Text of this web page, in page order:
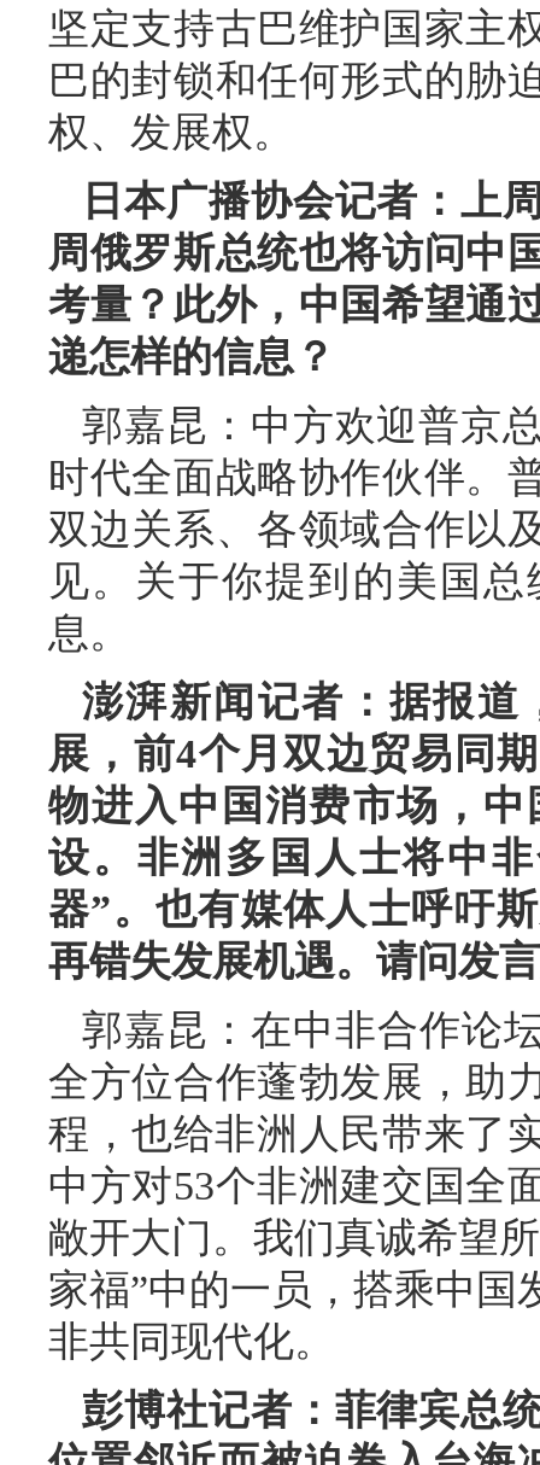
坚定支持古巴维护国家主
巴的封锁和任何形式的胁
权、发展权。
日本广播协会记者：上
周俄罗斯总统也将访问中
考量？此外，中国希望通
递怎样的信息？
郭嘉昆：中方欢迎普京
时代全面战略协作伙伴。
双边关系、各领域合作以
见。关于你提到的美国
息。
澎湃新闻记者：据报道
展，前4个月双边贸易同
物进入中国消费市场，
设。非洲多国人士将中
器”。也有媒体人士呼吁
再错失发展机遇。请问发
郭嘉昆：在中非合作论
全方位合作蓬勃发展，助
程，也给非洲人民带来了
中方对53个非洲建交国全
敞开大门。我们真诚希望
家福”中的一员，搭乘中
非共同现代化。
彭博社记者：菲律宾总